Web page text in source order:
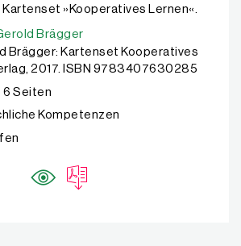
»Kooperatives Lernen«.
Brägger
Brägger
Brägger: Kartenset Kooperatives
2017. ISBN 9783407630285
6 Seiten
Kompetenzen